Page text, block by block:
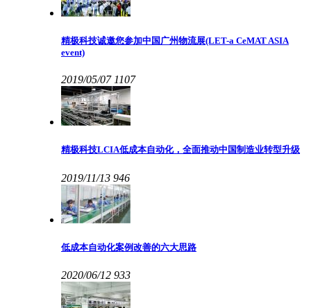
精极科技诚邀您参加中国广州物流展(LET-a CeMAT ASIA
event)
2019/05/07 1107
精极科技LCIA低成本自动化，全面推动中国制造业转型升级
2019/11/13 946
低成本自动化案例改善的六大思路
2020/06/12 933